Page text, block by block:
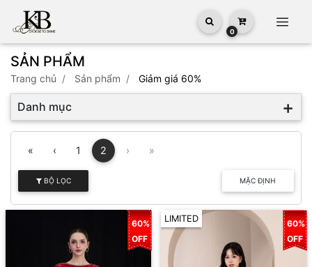
0
SẢN PHẨM
trang chủ Sản phẩm Giảm giá 60%
Danh mục
« ‹ 1 2 › »
BỘ LỌC MẶC ĐỊNH
60%
OFF
LIMITED
60%
OFF